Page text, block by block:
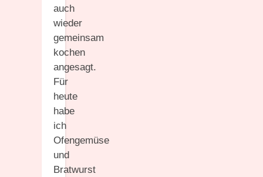
auch
wieder
gemeinsam
kochen
angesagt.
Für
heute
habe
ich
Ofengemüse
und
Bratwurst